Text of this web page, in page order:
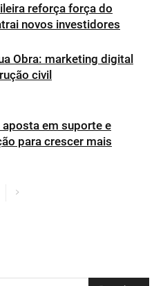
reforça força do
novos investidores
Obra: marketing digital
civil
em suporte e
para crescer mais